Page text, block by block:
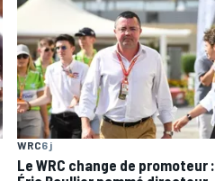
WRC6 j
Le WRC change de promoteur :